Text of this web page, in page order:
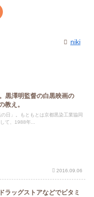
niki
黒澤明監督の白黒映画の
教え。
日」。もともとは京都黒染工業協同
て、1988年...
2016.09.06
ラッグストアなどでビタミ